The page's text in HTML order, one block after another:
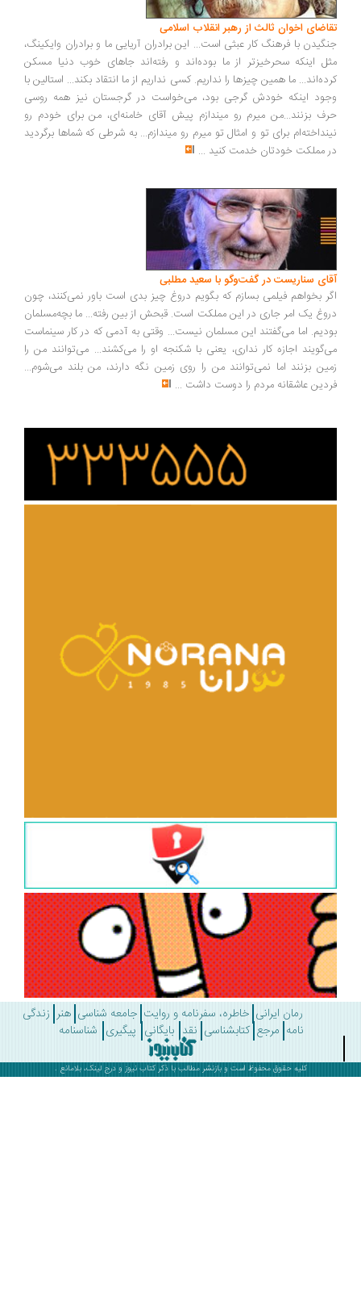
اخوان ثالث از رهبر انقلاب اسلامی
با فرهنگ کار عبثی است... این برادران آریایی ما و برادران وایکینگ،
اینکه سحرخیزتر از ما بوده‌اند و رفته‌اند جاهای خوب دنیا مسکن
ما همین چیزها را نداریم. کسی نداریم از ما انتقاد بکند... استالین با
اینکه خودش گرجی بود، می‌خواست در گرجستان نیز همه روسی
بزنند...من میرم رو میندازم پیش آقای خامنه‌ای، من برای خودم رو
برای تو و امثال تو میرم رو میندازم... به شرطی که شماها برگردید
مملکت خودتان خدمت کنید...
سناریست در گفت‌وگو با سعید مطلبی
بخواهم فیلمی بسازم که بگویم دروغ چیز بدی است باور نمی‌کنند، چون
یک امر جاری در این مملکت است. قبحش از بین رفته... ما بچه‌مسلمان
اما می‌گفتند این مسلمان نیست... وقتی به آدمی که در کار سینماست
اجازه کار نداری، یعنی با شکنجه او را می‌کشند... می‌توانند من را
بزنند اما نمی‌توانند من را روی زمین نگه دارند، من بلند می‌شوم...
عاشقانه مردم را دوست داشت ...
رمان ایرانی خاطره، سفرنامه و روایت جامعه شناسی هنر زندگی
مرجع کتابشناسی نقد بایگانی پیگیری شناسنامه
کلیه حقوق محفوظ است و بازنشر مطالب با ذکرکتاب نیوزو درج لینک، بلامانع .